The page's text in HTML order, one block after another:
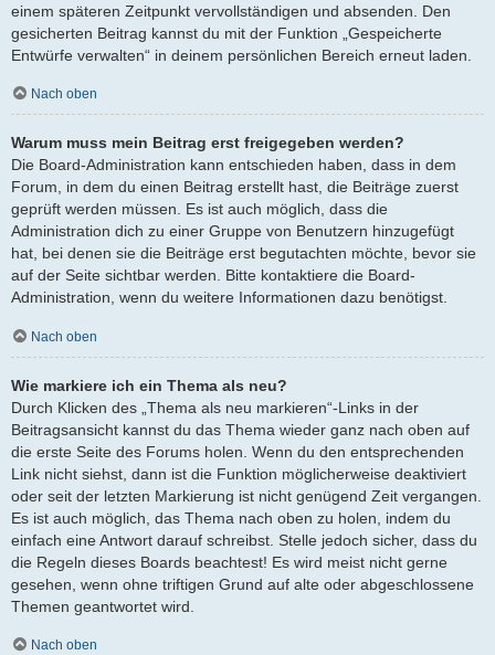
einem späteren Zeitpunkt vervollständigen und absenden. Den
gesicherten Beitrag kannst du mit der Funktion „Gespeicherte
Entwürfe verwalten“ in deinem persönlichen Bereich erneut laden.
Nach oben
Warum muss mein Beitrag erst freigegeben werden?
Die Board-Administration kann entschieden haben, dass in dem
Forum, in dem du einen Beitrag erstellt hast, die Beiträge zuerst
geprüft werden müssen. Es ist auch möglich, dass die
Administration dich zu einer Gruppe von Benutzern hinzugefügt
hat, bei denen sie die Beiträge erst begutachten möchte, bevor sie
auf der Seite sichtbar werden. Bitte kontaktiere die Board-
Administration, wenn du weitere Informationen dazu benötigst.
Nach oben
Wie markiere ich ein Thema als neu?
Durch Klicken des „Thema als neu markieren“-Links in der
Beitragsansicht kannst du das Thema wieder ganz nach oben auf
die erste Seite des Forums holen. Wenn du den entsprechenden
Link nicht siehst, dann ist die Funktion möglicherweise deaktiviert
oder seit der letzten Markierung ist nicht genügend Zeit vergangen.
Es ist auch möglich, das Thema nach oben zu holen, indem du
einfach eine Antwort darauf schreibst. Stelle jedoch sicher, dass du
die Regeln dieses Boards beachtest! Es wird meist nicht gerne
gesehen, wenn ohne triftigen Grund auf alte oder abgeschlossene
Themen geantwortet wird.
Nach oben